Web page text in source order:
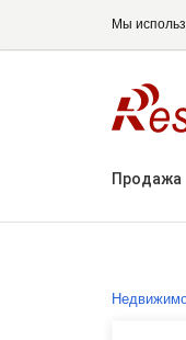
Мы
Продажа